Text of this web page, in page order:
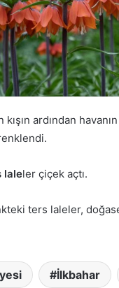
ardından havanın
laleler çiçek açtı.
ters laleler,
İlkbahar